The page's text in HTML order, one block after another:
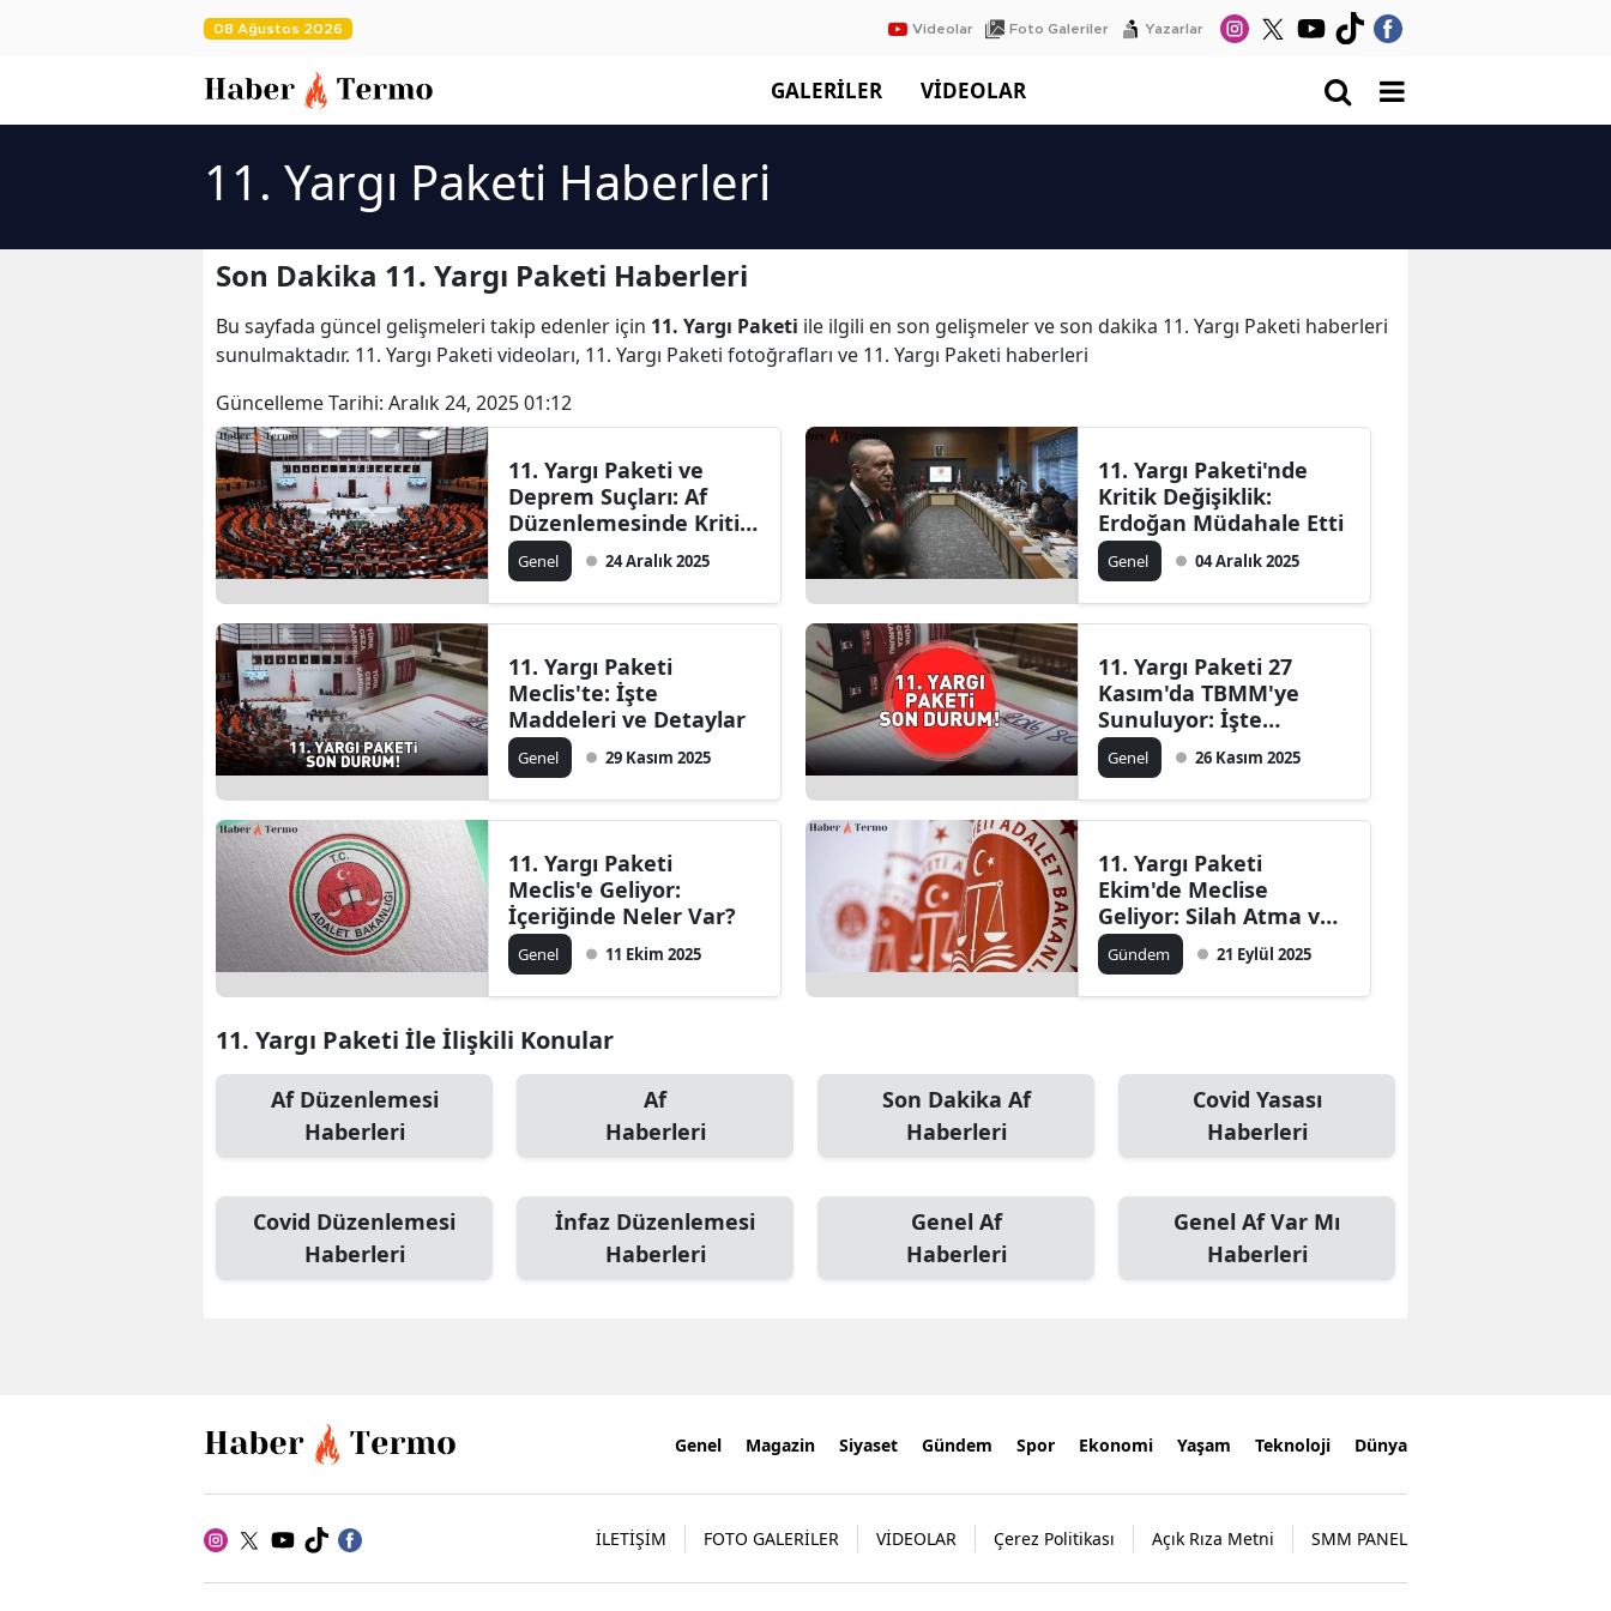
08 Ağustos 2026 Videolar Foto Galeriler Yazarlar
GALERİLER VİDEOLAR
11. Yargı Paketi Haberleri
Son Dakika 11. Yargı Paketi Haberleri
Bu sayfada güncel gelişmeleri takip edenler için 11. Yargı Paketi ile ilgili en son gelişmeler ve son dakika 11. Yargı Paketi haberleri
sunulmaktadır. 11. Yargı Paketi videoları, 11. Yargı Paketi fotoğrafları ve 11. Yargı Paketi haberleri
Güncelleme Tarihi: Aralık 24, 2025 01:12
11. Yargı Paketi ve
Deprem Suçları: Af
Düzenlemesinde Kritik
Değişiklik
Genel 24 Aralık 2025
11. Yargı Paketi'nde
Kritik Değişiklik:
Erdoğan Müdahale Etti
Genel 04 Aralık 2025
11. Yargı Paketi
Meclis'te: İşte
Maddeleri ve Detaylar
Genel 29 Kasım 2025
11. Yargı Paketi 27
Kasım'da TBMM'ye
Sunuluyor: İşte
Detaylar
Genel 26 Kasım 2025
11. Yargı Paketi
Meclis'e Geliyor:
İçeriğinde Neler Var?
Genel 11 Ekim 2025
11. Yargı Paketi
Ekim'de Meclise
Geliyor: Silah Atma ve
Bilişim Suçlarına Ağır
Ceza!
Gündem 21 Eylül 2025
11. Yargı Paketi İle İlişkili Konular
Af Düzenlemesi
Haberleri
Af
Haberleri
Son Dakika Af
Haberleri
Covid Yasası
Haberleri
Covid Düzenlemesi
Haberleri
İnfaz Düzenlemesi
Haberleri
Genel Af
Haberleri
Genel Af Var Mı
Haberleri
Genel Magazin Siyaset Gündem Spor Ekonomi Yaşam Teknoloji Dünya
İLETİŞİM FOTO GALERİLER VİDEOLAR Çerez Politikası Açık Rıza Metni SMM PANEL